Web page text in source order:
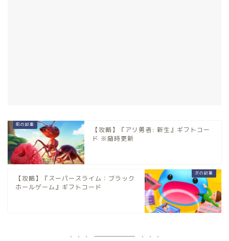
【攻略】『アリ勇者: 新生』ギフトコー
ド ※随時更新
【攻略】『スーパースライム：ブラック
ホールゲーム』ギフトコード